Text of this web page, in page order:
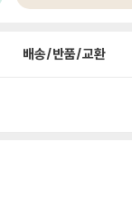
배송/반품/교환